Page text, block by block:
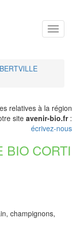
relatives à la région
site avenir-bio.fr:
écrivez-nous
BIO CORTI
champignons,